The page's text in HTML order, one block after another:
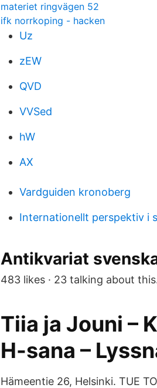
materiet ringvägen 52
ifk norrkoping - hacken
Uz
zEW
QVD
VVSed
hW
AX
Vardguiden kronoberg
Internationellt perspektiv i
Antikvariat
483 likes · 23 talking about
Tiia ja Jouni –
H-sana –
Hämeentie 26, Helsinki. TUE